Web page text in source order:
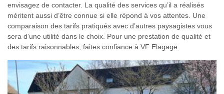
envisagez de contacter. La qualité des services qu’il a réalisés
méritent aussi d’être connue si elle répond à vos attentes. Une
comparaison des tarifs pratiqués avec d’autres paysagistes vous
sera d’une utilité dans le choix. Pour une prestation de qualité et
des tarifs raisonnables, faites confiance à VF Elagage.